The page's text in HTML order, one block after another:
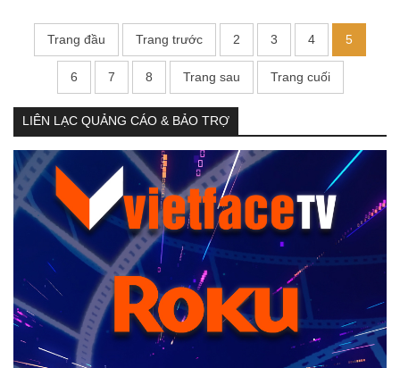
Trang đầu Trang trước 2 3 4 5
6 7 8 Trang sau Trang cuối
LIÊN LẠC QUẢNG CÁO & BẢO TRỢ